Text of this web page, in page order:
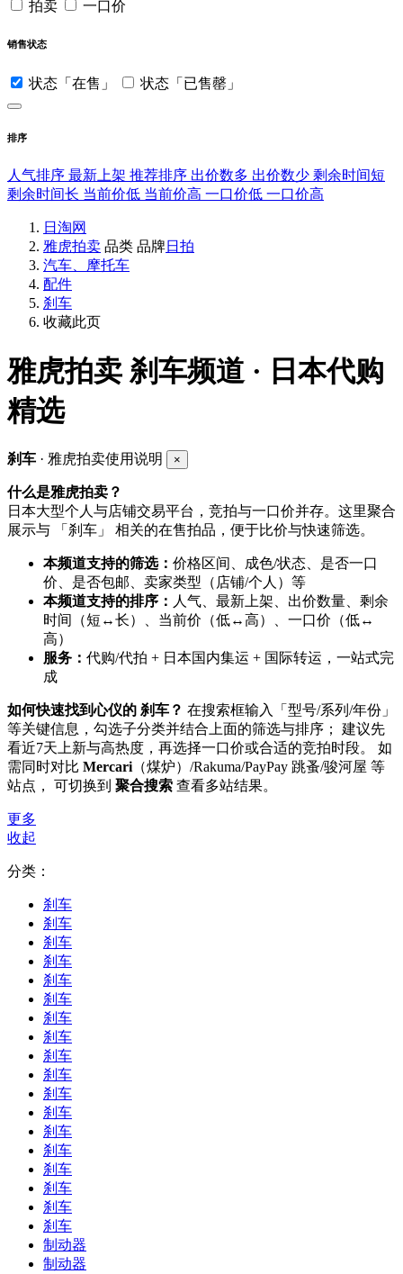
拍卖 一口价
销售状态
状态「在售」 状态「已售罄」
排序
人气排序 最新上架 推荐排序 出价数多 出价数少 剩余时间短
剩余时间长 当前价低 当前价高 一口价低 一口价高
日淘网
雅虎拍卖 品类 品牌日拍
汽车、摩托车
配件
刹车
收藏此页
雅虎拍卖 刹车频道 · 日本代购
精选
刹车 · 雅虎拍卖使用说明 ×
什么是雅虎拍卖？
日本大型个人与店铺交易平台，竞拍与一口价并存。这里聚合
展示与 「刹车」 相关的在售拍品，便于比价与快速筛选。
本频道支持的筛选： 价格区间、成色/状态、是否一口
价、是否包邮、卖家类型（店铺/个人）等
本频道支持的排序： 人气、最新上架、出价数量、剩余
时间（短↔长）、当前价（低↔高）、一口价（低↔
高）
服务： 代购/代拍 + 日本国内集运 + 国际转运，一站式完
成
如何快速找到心仪的 刹车？ 在搜索框输入「型号/系列/年份」
等关键信息，勾选子分类并结合上面的筛选与排序； 建议先
看近7天上新与高热度，再选择一口价或合适的竞拍时段。 如
需同时对比 Mercari （煤炉）/Rakuma/PayPay 跳蚤/骏河屋 等
站点， 可切换到 聚合搜索 查看多站结果。
更多
收起
分类：
刹车
刹车
刹车
刹车
刹车
刹车
刹车
刹车
刹车
刹车
刹车
刹车
刹车
刹车
刹车
刹车
刹车
刹车
制动器
制动器